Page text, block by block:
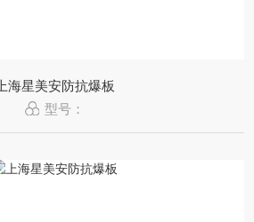
上海星美安防抗爆板
型号：